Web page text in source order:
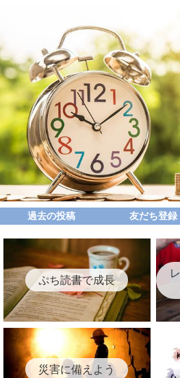
過去の投稿 友だち登録
ぷち読書で成長
災害に備えよう